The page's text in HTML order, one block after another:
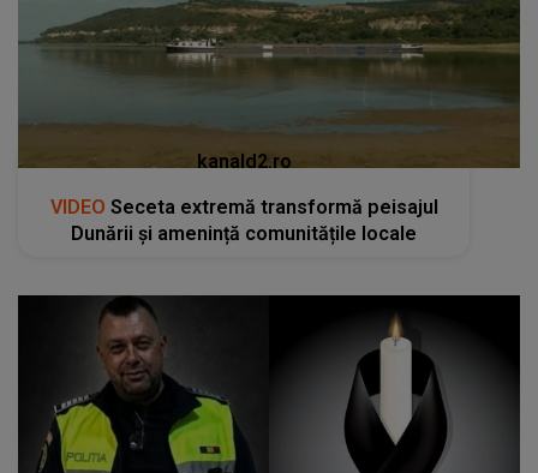
kanald2.ro
VIDEO Seceta extremă transformă peisajul
Dunării și amenință comunitățile locale